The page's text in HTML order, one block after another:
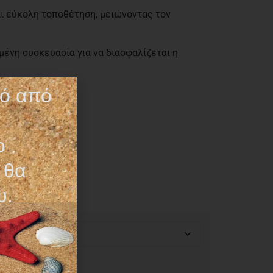
εύκολη τοποθέτηση, μειώνοντας τον
συσκευασία για να διασφαλίζεται η
από
θα